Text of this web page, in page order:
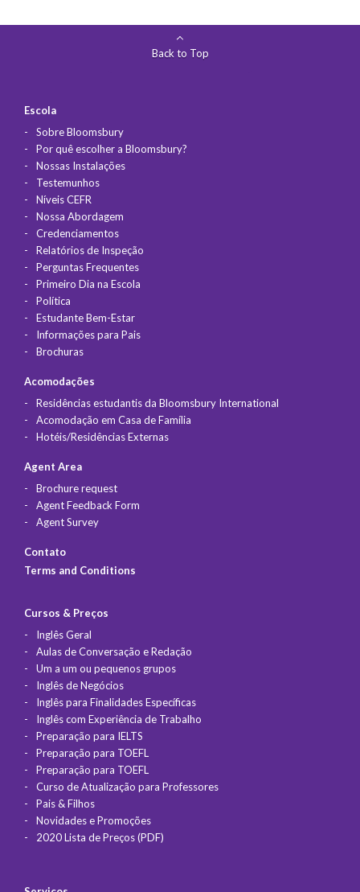
Back to Top
Escola
Sobre Bloomsbury
Por quê escolher a Bloomsbury?
Nossas Instalações
Testemunhos
Níveis CEFR
Nossa Abordagem
Credenciamentos
Relatórios de Inspeção
Perguntas Frequentes
Primeiro Dia na Escola
Política
Estudante Bem-Estar
Informações para Pais
Brochuras
Acomodações
Residências estudantis da Bloomsbury International
Acomodação em Casa de Família
Hotéis/Residências Externas
Agent Area
Brochure request
Agent Feedback Form
Agent Survey
Contato
Terms and Conditions
Cursos & Preços
Inglês Geral
Aulas de Conversação e Redação
Um a um ou pequenos grupos
Inglês de Negócios
Inglês para Finalidades Específicas
Inglês com Experiência de Trabalho
Preparação para IELTS
Preparação para TOEFL
Preparação para TOEFL
Curso de Atualização para Professores
Pais & Filhos
Novidades e Promoções
2020 Lista de Preços (PDF)